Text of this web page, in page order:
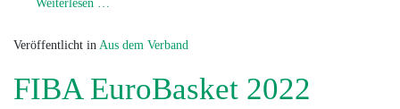
Weiterlesen …
Veröffentlicht in Aus dem Verband
FIBA EuroBasket 2022